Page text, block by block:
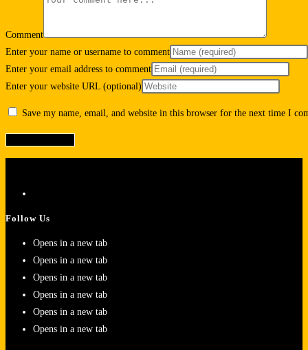
Comment
Enter your name or username to comment
Enter your email address to comment
Enter your website URL (optional)
Save my name, email, and website in this browser for the next time I
Follow Us
Opens in a new tab
Opens in a new tab
Opens in a new tab
Opens in a new tab
Opens in a new tab
Opens in a new tab